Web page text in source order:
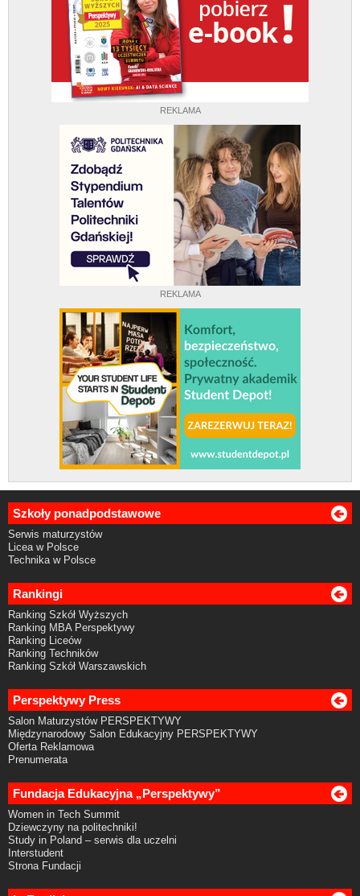
REKLAMA
REKLAMA
Szkoły ponadpodstawowe
Serwis maturzystów
Licea w Polsce
Technika w Polsce
Rankingi
Ranking Szkół Wyższych
Ranking MBA Perspektywy
Ranking Liceów
Ranking Techników
Ranking Szkół Warszawskich
Perspektywy Press
Salon Maturzystów PERSPEKTYWY
Międzynarodowy Salon Edukacyjny PERSPEKTYWY
Oferta Reklamowa
Prenumerata
Fundacja Edukacyjna „Perspektywy”
Women in Tech Summit
Dziewczyny na politechniki!
Study in Poland – serwis dla uczelni
Interstudent
Strona Fundacji